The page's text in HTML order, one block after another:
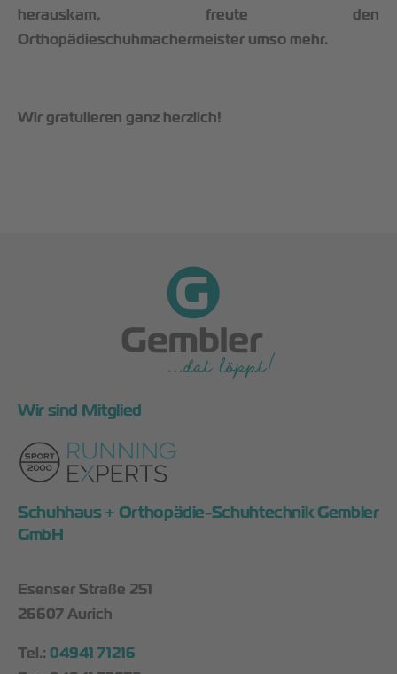
herauskam, freute den
Orthopädieschuhmachermeister umso mehr.
Wir gratulieren ganz herzlich!
Wir sind Mitglied
Schuhhaus + Orthopädie-Schuhtechnik Gembler
GmbH
Esenser Straße 251
26607 Aurich
Tel.: 04941 71216